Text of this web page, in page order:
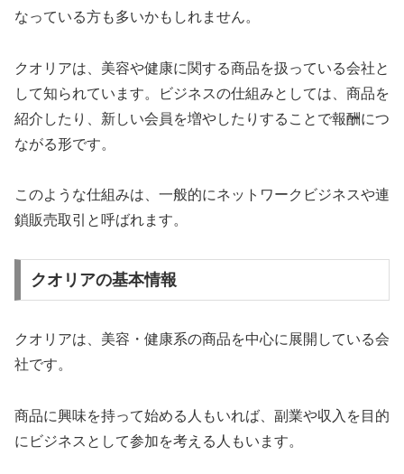
なっている方も多いかもしれません。
クオリアは、美容や健康に関する商品を扱っている会社と
して知られています。ビジネスの仕組みとしては、商品を
紹介したり、新しい会員を増やしたりすることで報酬につ
ながる形です。
このような仕組みは、一般的にネットワークビジネスや連
鎖販売取引と呼ばれます。
クオリアの基本情報
クオリアは、美容・健康系の商品を中心に展開している会
社です。
商品に興味を持って始める人もいれば、副業や収入を目的
にビジネスとして参加を考える人もいます。